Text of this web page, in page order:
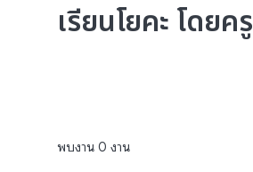
เรียนโยคะ โดย
พบงาน 0 งาน